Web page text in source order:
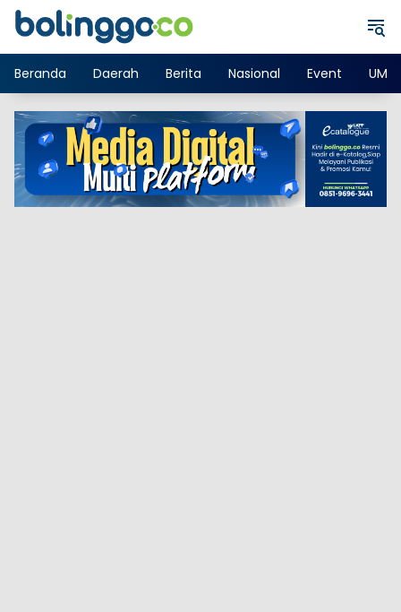
Langsung
Beranda
Daerah Berita Nasional Event